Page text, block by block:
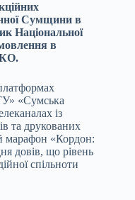
Сумщини в
Національної
в
«Сумська
із
та друкованих
марафон «Кордон:
довів, що рівень
спільноти